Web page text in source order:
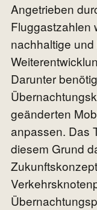
Angetrieben
Fluggastzahlen
nachhaltige
Darunter
geänderten
anpassen. Das
diesem Grund